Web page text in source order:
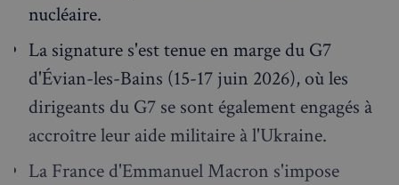
nucléaire.
La signature s'est tenue en marge du G7
d'Évian-les-Bains (15-17 juin 2026), où les
dirigeants du G7 se sont également engagés à
accroître leur aide militaire à l'Ukraine.
La France d'Emmanuel Macron s'impose